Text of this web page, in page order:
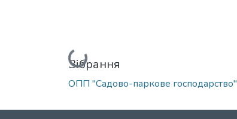
Вантажиться...
Зібрання
ОПП "Садово-паркове господарство"